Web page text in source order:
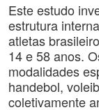
Este estudo
estrutura
atletas
14 e 58 anos.
modalidades
handebol,
coletivamente